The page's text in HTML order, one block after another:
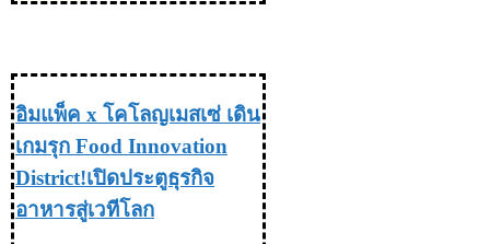
อิมแพ็ค x โคโลญเมสเซ่ เดิน
เกมรุก Food Innovation
District!เปิดประตูธุรกิจ
อาหารสู่เวทีโลก